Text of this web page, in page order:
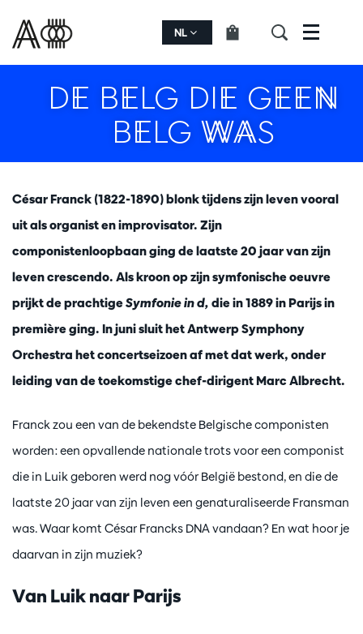
NL Menu
DE BELG DIE GEEN
BELG WAS
César Franck (1822-1890) blonk tijdens zijn leven vooral
uit als organist en improvisator. Zijn
componistenloopbaan ging de laatste 20 jaar van zijn
leven crescendo. Als kroon op zijn symfonische oeuvre
prijkt de prachtigeSymfonie in d, die in 1889 in Parijs in
première ging. In juni sluit het Antwerp Symphony
Orchestra het concertseizoen af met dat werk, onder
leiding van de toekomstige chef-dirigent Marc Albrecht.
Franck zou een van de bekendste Belgische componisten
worden: een opvallende nationale trots voor een componist
die in Luik geboren werd nog vóór België bestond, en die de
laatste 20 jaar van zijn leven een genaturaliseerde Fransman
was. Waar komt César Francks DNA vandaan? En wat hoor je
daarvan in zijn muziek?
Van Luik naar Parijs